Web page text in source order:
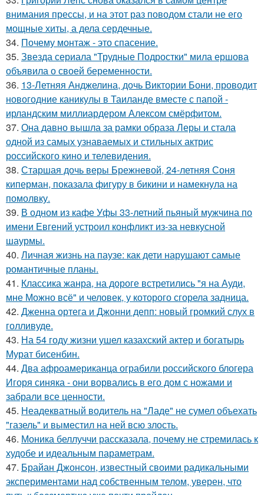
внимания прессы, и на этот раз поводом стали не его
мощные хиты, а дела сердечные.
34. Почему монтаж - это спасение.
35. Звезда сериала "Трудные Подростки" мила ершова
объявила о своей беременности.
36. 13-Летняя Анджелина, дочь Виктории Бони, проводит
новогодние каникулы в Таиланде вместе с папой -
ирландским миллиардером Алексом смёрфитом.
37. Она давно вышла за рамки образа Леры и стала
одной из самых узнаваемых и стильных актрис
российского кино и телевидения.
38. Старшая дочь веры Брежневой, 24-летняя Соня
киперман, показала фигуру в бикини и намекнула на
помолвку.
39. В одном из кафе Уфы 33-летний пьяный мужчина по
имени Евгений устроил конфликт из-за невкусной
шаурмы.
40. Личная жизнь на паузе: как дети нарушают самые
романтичные планы.
41. Классика жанра, на дороге встретились "я на Ауди,
мне Можно всё" и человек, у которого сгорела задница.
42. Дженна ортега и Джонни депп: новый громкий слух в
голливуде.
43. На 54 году жизни ушел казахский актер и богатырь
Мурат бисенбин.
44. Два афроамериканца ограбили российского блогера
Игоря синяка - они ворвались в его дом с ножами и
забрали все ценности.
45. Неадекватный водитель на "Ладе" не сумел объехать
"газель" и выместил на ней всю злость.
46. Моника беллуччи рассказала, почему не стремилась к
худобе и идеальным параметрам.
47. Брайан Джонсон, известный своими радикальными
экспериментами над собственным телом, уверен, что